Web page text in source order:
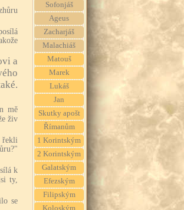
a
mě
živ
řekli
k
ty,
se
Sofonjáš
Ageus
Zacharjáš
Malachiáš
Matouš
Marek
Lukáš
Jan
Skutky apošt
Římanům
1 Korintským
2 Korintským
Galatským
Efezským
Filipským
Koloským